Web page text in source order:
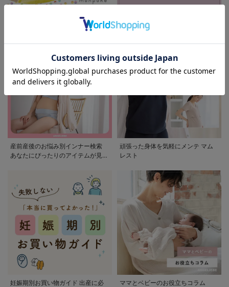
産前産後のお悩み別インナー検索
あなたにぴったりのアイテムが見つ
頑張った身体を気軽にメンテ マム
レスト
妊娠期別お買い物ガイド 出産に必
ママとベビーのお役立ちコラム